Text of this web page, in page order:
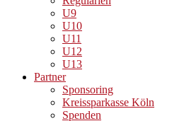
U9
U10
U11
U12
U13
Partner
Sponsoring
Kreissparkasse Köln
Spenden